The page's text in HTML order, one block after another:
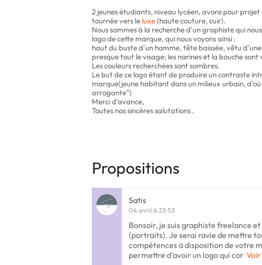
2 jeunes étudiants, niveau lycéen, avons pour
tournée vers le luxe(haute couture, cuir).
Nous sommes à la recherche d'un graphiste qui
logo de cette marque, qui nous voyons ainsi :
haut du buste d'un homme, tête baissée, vêtu
presque tout le visage; les narines et la bouche
Les couleurs recherchées sont sombres.
Le but de ce logo étant de produire un contraste
marque(jeune habitant dans un milieux urbain,
arrogante")
Merci d'avance,
Toutes nos sincères salutations .
Propositions
Satis
04 avril à 23:53
Bonsoir, je suis graphiste freelance
(portraits). Je serai ravie de mettre
compétences à disposition de votre
permettre d'avoir un logo qui cor